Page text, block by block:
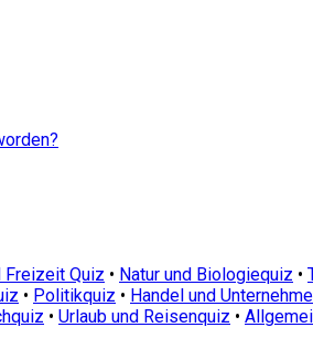
Freizeit Quiz • Natur und Biologiequiz •
• Politikquiz • Handel und
• Urlaub und Reisenquiz •